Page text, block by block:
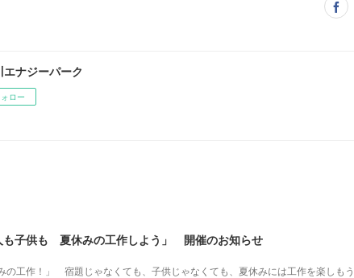
エナジーパーク
ロー
子供も 夏休みの工作しよう」 開催のお知らせ
の工作！」 宿題じゃなくても、子供じゃなくても、夏休みには工作を楽しもう